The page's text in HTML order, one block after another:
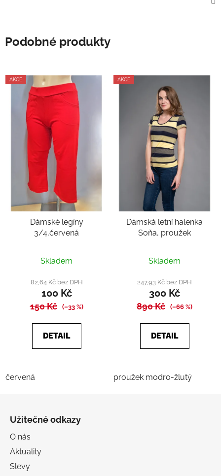
Podobné produkty
AKCE
Dámské legíny
3/4,červená
Skladem
82,64 Kč bez DPH
100 Kč
150 Kč (–33 %)
DETAIL
červená
AKCE
Dámská letní halenka
Soňa, proužek
Skladem
247,93 Kč bez DPH
300 Kč
890 Kč (–66 %)
DETAIL
proužek modro-žlutý
Užitečné odkazy
O nás
Aktuality
Slevy